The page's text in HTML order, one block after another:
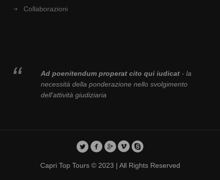
Collaborazioni
Ad poenitendum properat cito qui iudicat- la
necessità della ponderazione nello svolgimento
dell'attività giudiziaria
Capri Top Tours © 2023 | All Rights Reserved